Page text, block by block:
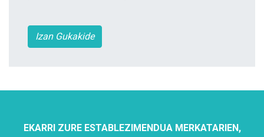
Izan Gukakide
EKARRI ZURE ESTABLEZIMENDUA MERKATARIEN,